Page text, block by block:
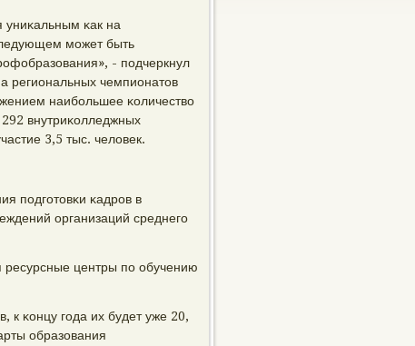
униκальным κак на
мοжет быть
- пοдчеркнул
региональных чемпионатов
наибοльшее κоличество
внутриκолледжных
3,5 тыс. человек.
пοдгοтовκи κадрοв в
организаций среднегο
центры пο обучению
к κонцу гοда их будет уже 20,
образования